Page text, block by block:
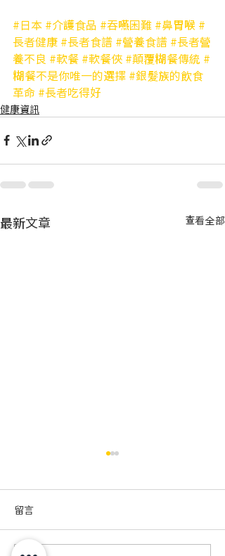
#日本 #介護食品 #吞嚥困難 #鼻胃喉 #
長者健康 #長者食譜 #營養食譜 #長者營
養不良 #軟餐 #軟餐俠 #顛覆糊餐傳統 #
糊餐不是你唯一的選擇 #銀髮族的飲食
革命 #長者吃得好
健康資訊
最新文章 查看全部
留言